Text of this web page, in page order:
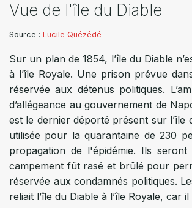
Vue de l'île du Diable
Source : Lucile Quézédé
Sur un plan de 1854, l’île du Diable
à l’île Royale. Une prison prévue
réservée aux détenus politiques.
d’allégeance au gouvernement de
est le dernier déporté présent sur l’île
utilisée pour la quarantaine de 230
propagation de l'épidémie. Ils
campement fût rasé et brûlé pour
réservée aux condamnés politiques.
reliait l’île du Diable à l’île Royale, car
Case du capitaine Dreyfus
Source : Lucile Quézédé
Le capitaine Alfred Dreyfus est
en enceinte fortifiée. Il arrive sur l’île
gardiens. La case d’Alfred Dreyfus
En 1897, suite à des rumeurs
en deux par une grille derrière
empêcher le déporté de
poste des gardiens avec une tour de
La première maison du capitaine
(modifié le 27 juin 2000).
Vue de l'île du Diable
Source : Lucile Quézédé
Vue de l'île du Diable
Source : Lucile Quézédé
Case du capitaine Dreyfus
Source : Lucile Quézédé
Case du capitaine Dreyfus
Source : Lucile Quézédé
Cases de déporté
Source : www.bagnedeguyane.fr
Après le départ d’Alfred Dreyfus, un
l'ennemi". Il se composait de deux
étaient intégrés au bâtiment principal.
Les déportés étaient livrés à eux-
Au nord-est de l'île un petit cimetière
déportés, dont celle d'Emile Celesti
Londres.